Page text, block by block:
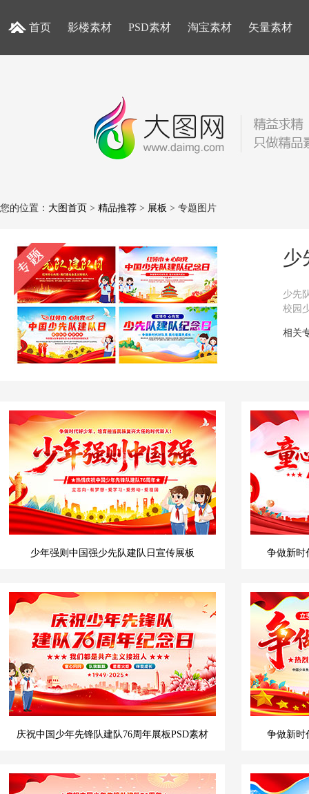
首页 影楼素材 PSD素材 淘宝素材 矢量素材
您的位置： 大图首页 > 精品推荐 > 展板 > 专题图片
少
少先
校园
相关
少年强则中国强少先队建队日宣传展板 争做新时
庆祝中国少年先锋队建队76周年展板PSD素材 争做新时